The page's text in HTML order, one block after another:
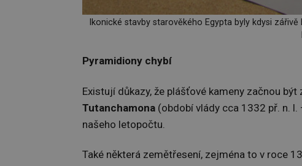
Ikonické stavby starověkého Egypta byly kdysi
Pyramidiony chybí
Existují důkazy, že plášťové kameny začnou
Tutanchamona (období vlády cca 1332 př. n.
našeho letopočtu.
Také některá zemětřesení, zejména to v roce